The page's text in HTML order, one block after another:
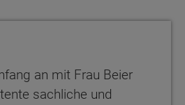
an mit Frau Beier
sachliche und